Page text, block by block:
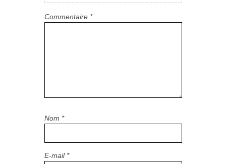
Commentaire *
Nom *
E-mail *